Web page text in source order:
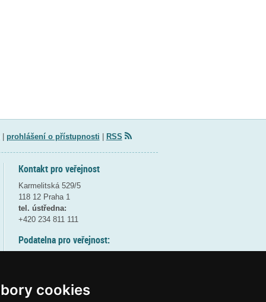
cookies
prohlášení o přístupnosti RSS
Kontakt pro veřejnost
Karmelitská 529/5
118 12 Praha 1
tel. ústředna:
+420 234 811 111
Podatelna pro veřejnost: